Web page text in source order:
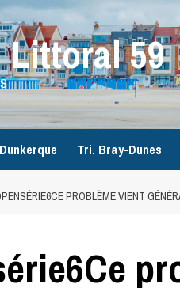
59
Tri. Bray-Dunes
PROBLÈME VIENT